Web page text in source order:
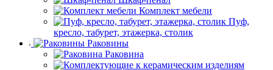
Комплект мебели
Пуф,
кресло, табурет, этажерка, столик
Раковины
Раковина